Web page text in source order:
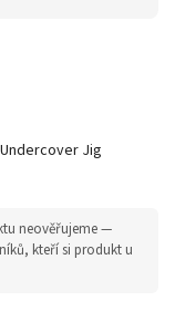
Jig
neověřujeme —
kteří si produkt u